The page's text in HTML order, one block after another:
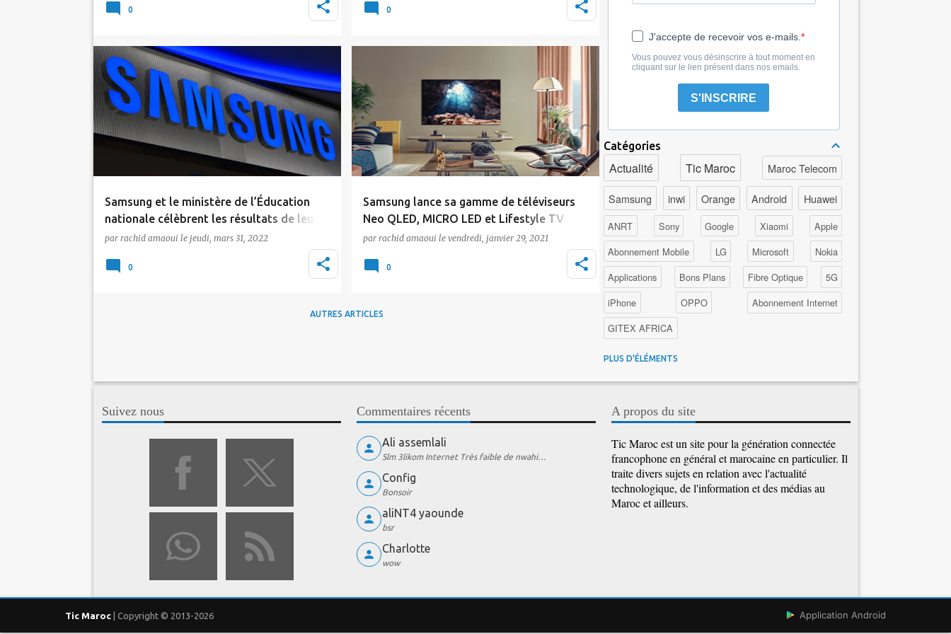
l'événement en dévoilant une avancée
0
reconstruction…
0
Samsung et le ministère de l’Éducation
nationale célèbrent les résultats de leur
partenariat
Samsung Maroc et le ministère de
par rachid amaoui le jeudi, mars 31, 2022
Actualité Samsung Tic Maroc
0
Samsung lance sa gamme de téléviseurs
Neo QLED, MICRO LED et Lifestyle TV
Samsung a dévoilé il y a quelques jours son
portefeuille 2021 de Téléviseurs Neo QLED,
par rachid amaoui le vendredi, janvier 29, 2021
0
AUTRES ARTICLES
J'accepte de recevoir vos e-mails.
Vous pouvez vous désinscrire à tout moment en
cliquant sur le lien présent dans nos emails.
S'INSCRIRE
Catégories
Actualité Tic Maroc Maroc Telecom
Samsung inwi Orange Android Huawei
ANRT Sony Google Xiaomi
Apple
Abonnement Mobile
LG Microsoft
Nokia
Applications
Bons Plans Fibre Optique
5G
iPhone
OPPO
Abonnement Internet
GITEX AFRICA
4G au Maroc
Intelligence Artificielle
Cybersécurité
Promotions Maroc Telecom
PLUS D'ÉLÉMENTS
Suivez nous Commentaires récents
Ali assemlali
Slm 3likom Internet Très faible de nwahi…
Config
Bonsoir
aliNT4 yaounde
bsr
Charlotte
wow
A propos du site
Tic Maroc est un site pour la génération connectée
francophone en général et marocaine en particulier. Il
traite divers sujets en relation avec l'actualité
technologique, de l'information et des médias au
Maroc et ailleurs.
Tic Maroc | Copyright © 2013-2026 Application Android